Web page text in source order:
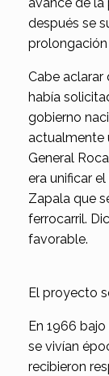
después se
prolongación
Cabe aclarar
había
gobierno
actualmente
General
era unificar
Zapala que
ferrocarril.
favorable.
El proyecto
En 1966
se vivían
recibieron